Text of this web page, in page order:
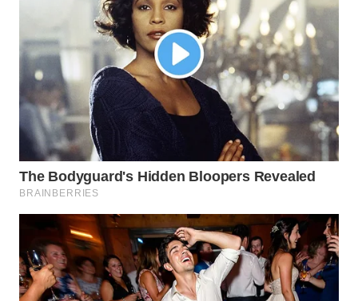
WN
NATUNA
WN
BINTAN
WN
MANDALIKA
LIKUPANG
WN
LABUANBAJO